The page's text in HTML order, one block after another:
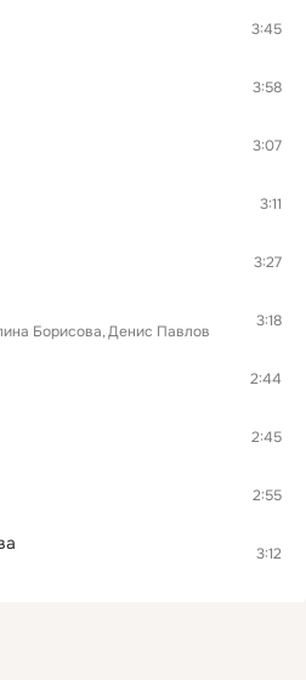
3:45
3:58
3:07
3:11
3:27
Борисова Денис Павлов
3:18
2:44
2:45
2:55
3:12